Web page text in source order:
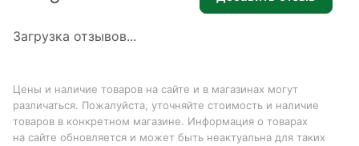
Загрузка отзывов...
Цены и наличие товаров на сайте и в магазинах могут
различаться. Пожалуйста, уточняйте стоимость и наличие
товаров в конкретном магазине. Информация о товарах
на сайте обновляется и может быть неактуальна для таких